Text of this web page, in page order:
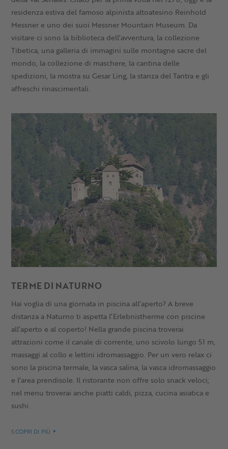
residenza estiva del famoso alpinista altoatesino Reinhold
Messner e uno dei suoi Messner Mountain Museum. Da
visitare ci sono la biblioteca dell’avventura, la collezione
Tibetica, una galleria di immagini sulle montagne sacre del
mondo, la collezione di maschere, la cantina delle
spedizioni, la mostra su Gesar Ling, la stanza del Tantra e gli
affreschi rinascimentali.
TERME DI NATURNO
Hai voglia di una giornata in piscina all’aperto? A breve
distanza a Naturno ti aspetta l’Erlebnistherme con piscine
all’aperto e al coperto! Nella grande piscina troverai
attrazioni come il canale di corrente, uno scivolo lungo 51 m,
massaggi al collo e lettini idromassaggio. Per un vero relax ci
sono la piscina termale, la vasca salina, la vasca idromassaggio
e l’area prendisole. Il ristorante non offre solo snack veloci;
nel menu troverai anche piatti caldi, pizza, cucina asiatica e
sushi.
SCOPRI DI PIÙ